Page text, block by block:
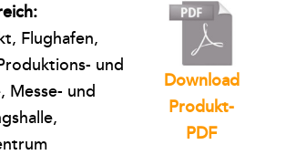
Flughafen,
und
Messe- und
Download
Produkt-
PDF